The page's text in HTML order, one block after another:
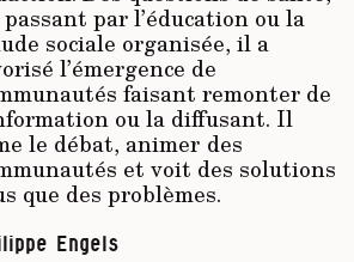
par l’éducation ou la
sociale organisée, il a
l’émergence de
faisant remonter de
ou la diffusant. Il
le débat, animer des
et voit des solutions
que des problèmes.
Engels